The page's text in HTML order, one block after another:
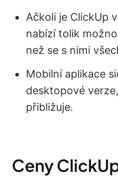
Ačkoli je ClickUp
nabízí tolik
než se s nimi
Mobilní aplikace
desktopové
přibližuje.
Ceny